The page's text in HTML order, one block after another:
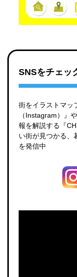
SNSをチェッ
街をイラストマッ
（Instagram）』
報を解説する『
い街が見つかる、
を発信中